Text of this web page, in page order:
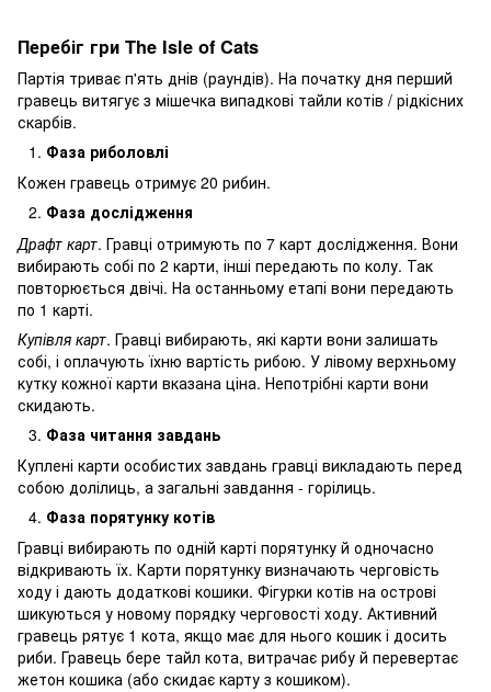
Перебіг гри The Isle of Cats
Партія триває п'ять днів (раундів). На початку дня перший
гравець витягує з мішечка випадкові тайли котів / рідкісних
скарбів.
Фаза риболовлі
Кожен гравець отримує 20 рибин.
Фаза дослідження
Драфт карт. Гравці отримують по 7 карт дослідження. Вони
вибирають собі по 2 карти, інші передають по колу. Так
повторюється двічі. На останньому етапі вони передають
по 1 карті.
Купівля карт. Гравці вибирають, які карти вони залишать
собі, і оплачують їхню вартість рибою. У лівому верхньому
кутку кожної карти вказана ціна. Непотрібні карти вони
скидають.
Фаза читання завдань
Куплені карти особистих завдань гравці викладають перед
собою долілиць, а загальні завдання - горілиць.
Фаза порятунку котів
Гравці вибирають по одній карті порятунку й одночасно
відкривають їх. Карти порятунку визначають черговість
ходу і дають додаткові кошики. Фігурки котів на острові
шикуються у новому порядку черговості ходу. Активний
гравець рятує 1 кота, якщо має для нього кошик і досить
риби. Гравець бере тайл кота, витрачає рибу й перевертає
жетон кошика (або скидає карту з кошиком).